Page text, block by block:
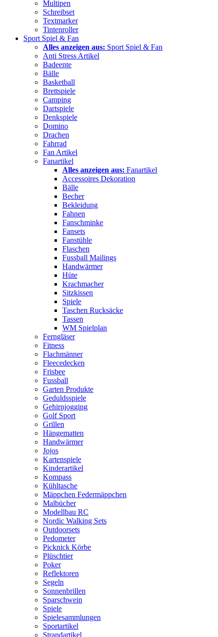
Multipen
Schreibset
Textmarker
Tintenroller
Sport Spiel & Fan
Alles anzeigen aus: Sport Spiel & Fan
Anti Stress Artikel
Badeente
Bälle
Basketball
Brettspiele
Camping
Dartspiele
Denkspiele
Domino
Drachen
Fahrrad
Fan Artikel
Fanartikel
Alles anzeigen aus: Fanartikel
Accessoires Dekoration
Bälle
Becher
Bekleidung
Fahnen
Fanschminke
Fansets
Fanstühle
Flaschen
Fussball Mailings
Handwärmer
Hüte
Krachmacher
Sitzkissen
Spiele
Taschen Rucksäcke
Tassen
WM Spielplan
Ferngläser
Fitness
Flachmänner
Fleecedecken
Frisbee
Fussball
Garten Produkte
Geduldsspiele
Gehirnjogging
Golf Sport
Grillen
Hängematten
Handwärmer
Jojos
Kartenspiele
Kinderartikel
Kompass
Kühltasche
Mäppchen Federmäppchen
Malbücher
Modellbau RC
Nordic Walking Sets
Outdoorsets
Pedometer
Picknick Körbe
Plüschtier
Poker
Reflektoren
Segeln
Sonnenbrillen
Sparschwein
Spiele
Spielesammlungen
Sportartikel
Strandartikel